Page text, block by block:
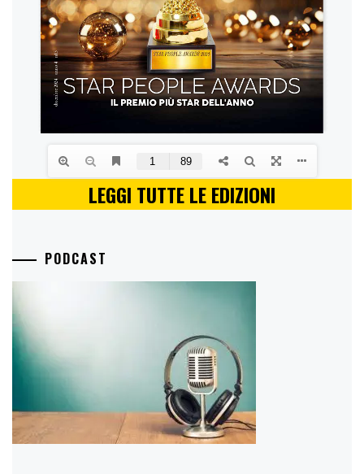
LEGGI TUTTE LE EDIZIONI
PODCAST